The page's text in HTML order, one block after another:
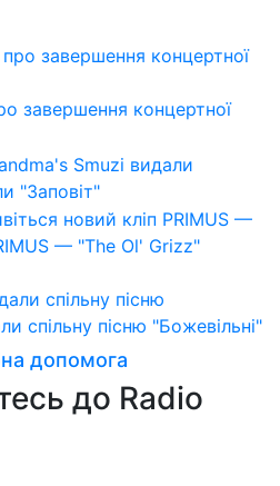
завершення концертної
"Заповіт"
— "The Ol' Grizz"
спільну пісню "Божевільні"
допомога
до Radio